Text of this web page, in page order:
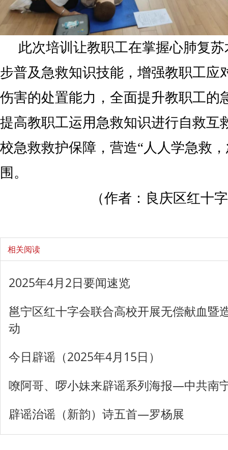
此次培训让教职工在掌握心肺复
步普及急救知识技能，增强教职工应
伤害的处置能力，全面提升教职工的
提高教职工运用急救知识进行自救互
校急救救护保障，营造“人人学急救
围。
（作者：良庆区红十
相关阅读
2025年4月2日要闻速览
邕宁区红十字会联合高校开展无偿献血暨
动
今日辟谣（2025年4月15日）
嘹阿哥、啰小妹来辟谣系列海报—中共南
辟谣治谣（新韵）诗五首—罗杨展